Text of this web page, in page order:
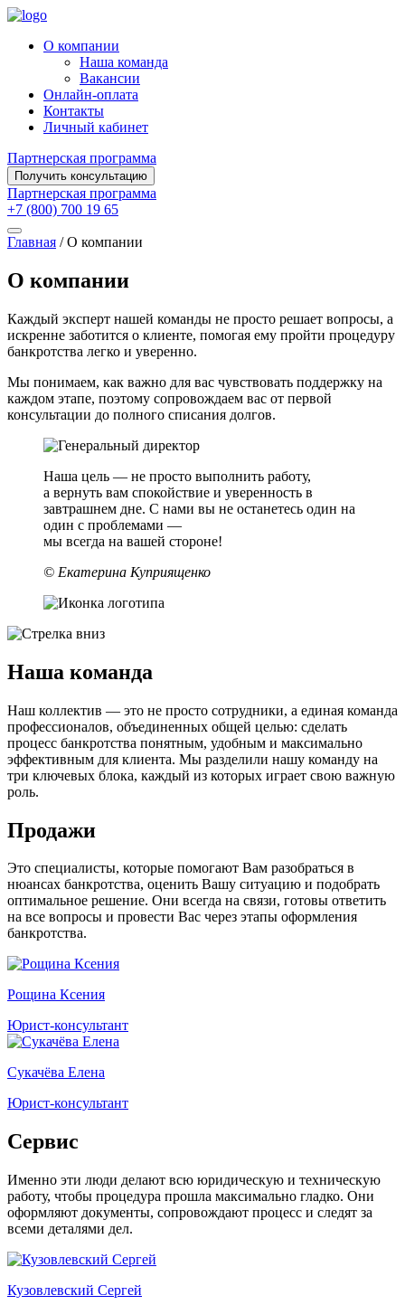
О компании
Наша команда
Вакансии
Онлайн-оплата
Контакты
Личный кабинет
Партнерская программа
Получить консультацию
Партнерская программа
+7 (800) 700 19 65
Главная /О компании
О компании
Каждый эксперт нашей команды не просто решает вопросы, а
искренне заботится о клиенте, помогая ему пройти процедуру
банкротства легко и уверенно.
Мы понимаем, как важно для вас чувствовать поддержку на
каждом этапе, поэтому сопровождаем вас от первой
консультации до полного списания долгов.
Наша цель — не просто выполнить работу,
а вернуть вам спокойствие и уверенность в
завтрашнем дне. С нами вы не останетесь один на
один с проблемами —
мы всегда на вашей стороне!
© Екатерина Куприященко
Наша команда
Наш коллектив — это не просто сотрудники, а единая команда
профессионалов, объединенных общей целью: сделать
процесс банкротства понятным, удобным и максимально
эффективным для клиента. Мы разделили нашу команду на
три ключевых блока, каждый из которых играет свою важную
роль.
Продажи
Это специалисты, которые помогают Вам разобраться в
нюансах банкротства, оценить Вашу ситуацию и подобрать
оптимальное решение. Они всегда на связи, готовы ответить
на все вопросы и провести Вас через этапы оформления
банкротства.
Рощина Ксения
Юрист-консультант
Сукачёва Елена
Юрист-консультант
Сервис
Именно эти люди делают всю юридическую и техническую
работу, чтобы процедура прошла максимально гладко. Они
оформляют документы, сопровождают процесс и следят за
всеми деталями дел.
Кузовлевский Сергей